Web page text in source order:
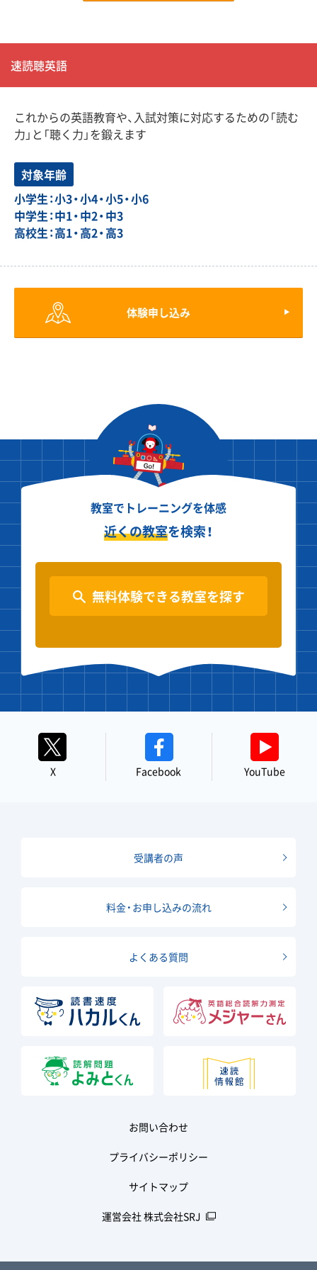
速読聴英語
これからの英語教育や、入試対策に対応するための「読む
力」と「聴く力」を鍛えます
対象年齢
小学生：小3・小4・小5・小6
中学生：中1・中2・中3
高校生：高1・高2・高3
体験申し込み
教室でトレーニングを体感
近くの教室を検索！
無料体験できる教室を探す
X Facebook YouTube
受講者の声
料金・お申し込みの流れ
よくある質問
お問い合わせ
プライバシーポリシー
サイトマップ
運営会社 株式会社SRJ